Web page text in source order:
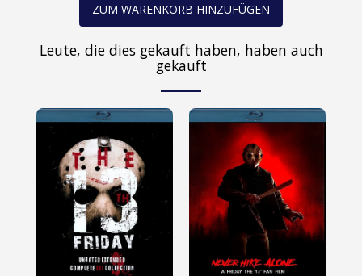
ZUM WARENKORB HINZUFÜGEN
Leute, die dies gekauft haben, haben auch
gekauft